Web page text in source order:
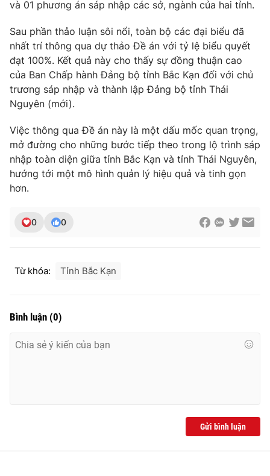
Khán giả
Giải sao mai
Du lịch
Làm đẹp
Chất lượng cuộc sống
Tuyển sinh
Học trực tuyến
Công nghệ
Hitech Công nghệ tương lai
Sản phẩm
Thị trường
Tư vấn
Giao lưu trực tuyến
Chuyên mục khác
Emagazine
Photo
VTV Sức khoẻ
và 01 phương án sáp nhập các sở, ngành của hai tỉnh.
Sau phần thảo luận sôi nổi, toàn bộ các đại biểu đã
nhất trí thông qua dự thảo Đề án với tỷ lệ biểu quyết
đạt 100%. Kết quả này cho thấy sự đồng thuận cao
của Ban Chấp hành Đảng bộ tỉnh Bắc Kạn đối với chủ
trương sáp nhập và thành lập Đảng bộ tỉnh Thái
Nguyên (mới).
Việc thông qua Đề án này là một dấu mốc quan trọng,
mở đường cho những bước tiếp theo trong lộ trình sáp
nhập toàn diện giữa tỉnh Bắc Kạn và tỉnh Thái Nguyên,
hướng tới một mô hình quản lý hiệu quả và tinh gọn
hơn.
0 0
Từ khóa: Tỉnh Bắc Kạn
Bình luận (0)
Gửi bình luận